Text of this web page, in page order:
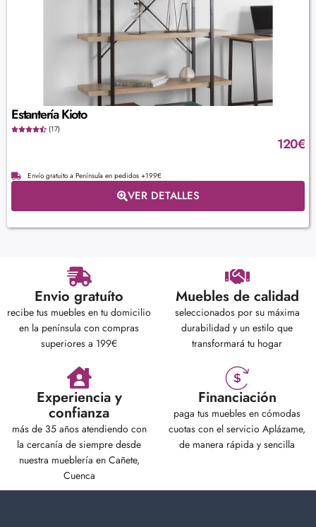
Estantería Kioto
(17)
120€
Envío gratuito a Península en pedidos +199€
VER DETALLES
Envio gratuíto
recibe tus muebles en tu domicilio
en la península con compras
superiores a 199€
Muebles de calidad
seleccionados por su máxima
durabilidad y un estilo que
transformará tu hogar
Experiencia y
confianza
más de 35 años atendiendo con
la cercanía de siempre desde
nuestra mueblería en Cañete,
Cuenca
Financiación
paga tus muebles en cómodas
cuotas con el servicio Aplázame,
de manera rápida y sencilla